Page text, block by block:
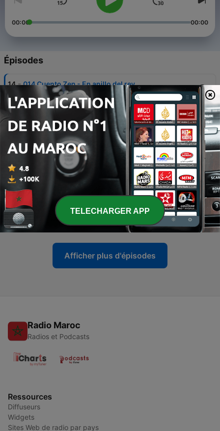
00:00 00:00
Épisodes
14 - 014 Cuento Zen - En anillo del rey
05 avr. 2021
13 13 Poema a la depresión
21 déc. 2020
12 - 12 Fragmento libro: Judith
11 - 11 Fragmento libro: De amor y sombra
01 oct. 2020
10 - 10 Poema Maya: Para mirarte
22 sept. 2020
Afficher plus d'épisodes
Radio Maroc
Radios et Podcasts
Ressources
Diffuseurs
Widgets
Sites Web de radio par pays
TELECHARGER APP